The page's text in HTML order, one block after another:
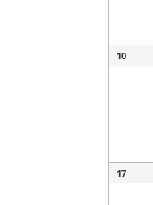
10
17